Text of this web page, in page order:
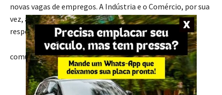
novas vagas de empregos. A Indústria e o Comércio, por sua
vez, apresentaram saldo de 20.990 e 20.912,
respectivamente.
comunicação Fapesc/Seplan
- Anúncio -